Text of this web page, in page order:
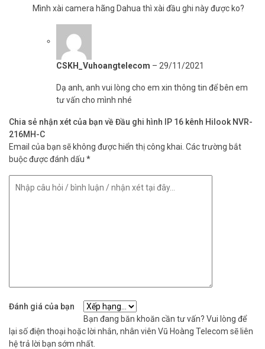
Mình xài camera hãng Dahua thì xài đầu ghi này được ko?
CSKH_Vuhoangtelecom – 29/11/2021
Dạ anh, anh vui lòng cho em xin thông tin để bên em
tư vấn cho mình nhé
Chia sẻ nhận xét của bạn về Đầu ghi hình IP 16 kênh Hilook NVR-
216MH-C
Email của bạn sẽ không được hiển thị công khai. Các trường bắt
buộc được đánh dấu *
Đánh giá của bạn
Bạn đang băn khoăn cần tư vấn? Vui lòng để
lại số điện thoại hoặc lời nhắn, nhân viên Vũ Hoàng Telecom sẽ liên
hệ trả lời bạn sớm nhất.